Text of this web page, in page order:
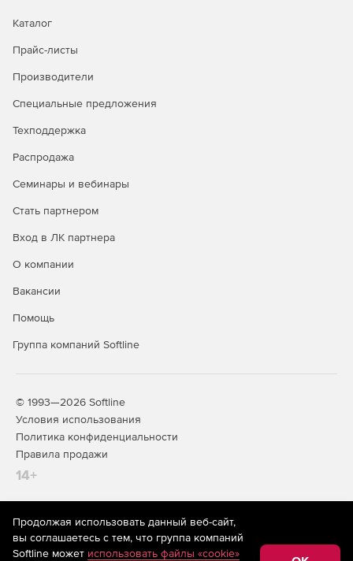
Каталог
Прайс-листы
Производители
Специальные предложения
Техподдержка
Распродажа
Семинары и вебинары
Стать партнером
Вход в ЛК партнера
О компании
Вакансии
Помощь
Группа компаний Softline
© 1993—2026 Softline
Условия использования
Политика конфиденциальности
Правила продажи
14+
На информационном ресурсе store.softline.ru применяются
рекомендательные технологии(информационные технологии
предоставления информации на основе сбора,
Продолжая использовать данный веб-сайт,
вы соглашаетесь с тем, что группа компаний
Softline может использовать файлы «cookie»